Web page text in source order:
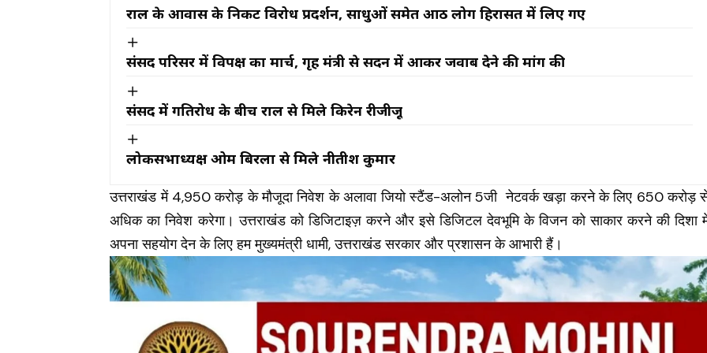
राहुल के आवास के निकट विरोध प्रदर्शन, साधुओं समेत आठ लोग हिरासत में लिए गए
संसद परिसर में विपक्ष का मार्च, गृह मंत्री से सदन में आकर जवाब देने की मांग की
संसद में गतिरोध के बीच राहुल से मिले किरेन रीजीजू
लोकसभाध्यक्ष ओम बिरला से मिले नीतीश कुमार
उत्तराखंड में 4,950 करोड़ के मौजूदा निवेश के अलावा जियो स्टैंड-अलोन 5जी नेटवर्क खड़ा करने के लिए ₹650 करोड़
अधिक का निवेश करेगा। उत्तराखंड को डिजिटाइज़ करने और इसे डिजिटल देवभूमि के विजन को साकार करने की दिशा
अपना सहयोग देन के लिए हम मुख्यमंत्री धामी, उत्तराखंड सरकार और प्रशासन के आभारी हैं।